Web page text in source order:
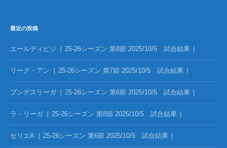
最近の投稿
エールディビジ［ 25-26シーズン 第8節 2025/10/5 試合結果 ］
リーグ・アン［ 25-26シーズン 第7節 2025/10/5 試合結果 ］
ブンデスリーガ［ 25-26シーズン 第6節 2025/10/5 試合結果 ］
ラ・リーガ［ 25-26シーズン 第8節 2025/10/5 試合結果 ］
セリエA［ 25-26シーズン 第6節 2025/10/5 試合結果 ］